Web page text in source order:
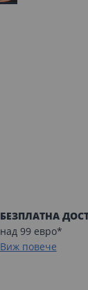
БЕЗПЛАТНА
над 99 евро*
Виж повече